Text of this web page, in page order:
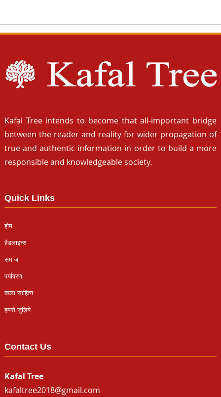
Kafal Tree intends to become that all-important bridge
between the reader and reality for wider propagation of
true and authentic information in order to build a more
responsible and knowledgeable society.
Quick Links
होम
हैडलाइन्स
समाज
पर्यावरण
कला साहित्य
हमसे जुड़िये
Contact Us
Kafal Tree
kafaltree2018@gmail.com